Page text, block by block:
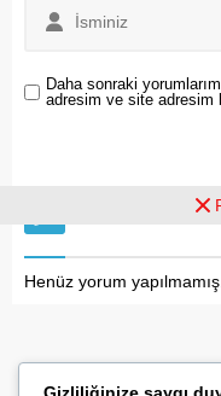
Daha sonraki
adresim ve site adresim
Ziyaretçi
Henüz yorum yapılmamış.
Gizliliğinize saygı